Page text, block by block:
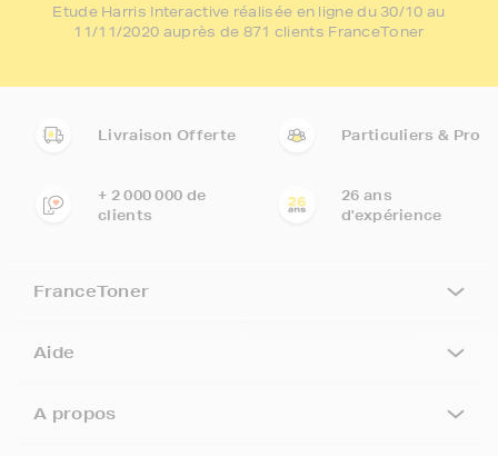
Etude Harris Interactive réalisée en ligne du 30/10 au
11/11/2020 auprès de 871 clients FranceToner
Livraison Offerte Particuliers & Pro
+ 2 000 000 de
clients
26 ans
d'expérience
FranceToner
Aide
A propos